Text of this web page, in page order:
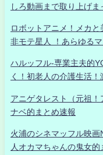
しろ動画まで取り上げま
ロボットアニメ！メカと
非モテ星人 ！あらゆる
ハルッフル-専業主夫的
く！初老人の介護生活！
アニゲタレスト（元祖
ナベ的まとめ速報
火浦のシネマッフル映
人オカマちゃんの鬼女